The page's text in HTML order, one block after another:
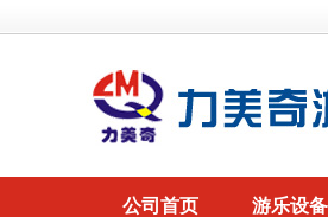
公司首页 游乐设